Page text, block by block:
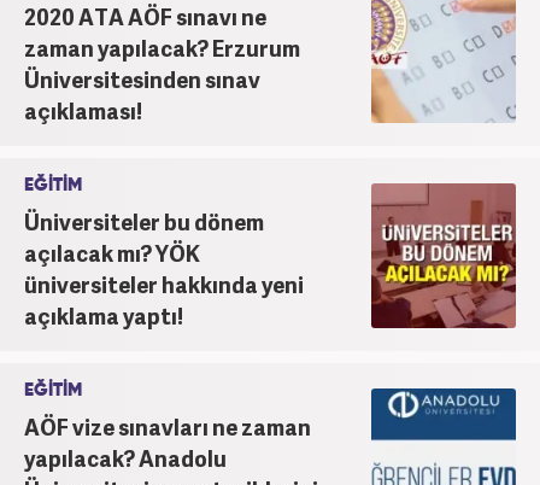
2020 ATA AÖF sınavı ne
zaman yapılacak? Erzurum
Üniversitesinden sınav
açıklaması!
EĞİTİM
Üniversiteler bu dönem
açılacak mı? YÖK
üniversiteler hakkında yeni
açıklama yaptı!
EĞİTİM
AÖF vize sınavları ne zaman
yapılacak? Anadolu